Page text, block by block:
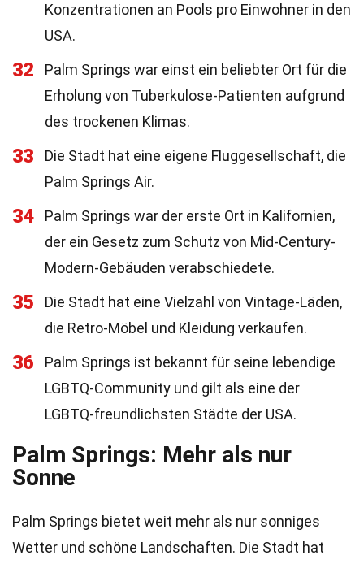
Konzentrationen an Pools pro Einwohner in den
USA.
32
Palm Springs war einst ein beliebter Ort für die
Erholung von Tuberkulose-Patienten aufgrund
des trockenen Klimas.
33
Die Stadt hat eine eigene Fluggesellschaft, die
Palm Springs Air.
34
Palm Springs war der erste Ort in Kalifornien,
der ein Gesetz zum Schutz von Mid-Century-
Modern-Gebäuden verabschiedete.
35
Die Stadt hat eine Vielzahl von Vintage-Läden,
die Retro-Möbel und Kleidung verkaufen.
36
Palm Springs ist bekannt für seine lebendige
LGBTQ-Community und gilt als eine der
LGBTQ-freundlichsten Städte der USA.
Palm Springs: Mehr als nur
Sonne
Palm Springs bietet weit mehr als nur sonniges
Wetter und schöne Landschaften. Die Stadt hat